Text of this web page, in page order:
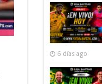
6 días ago